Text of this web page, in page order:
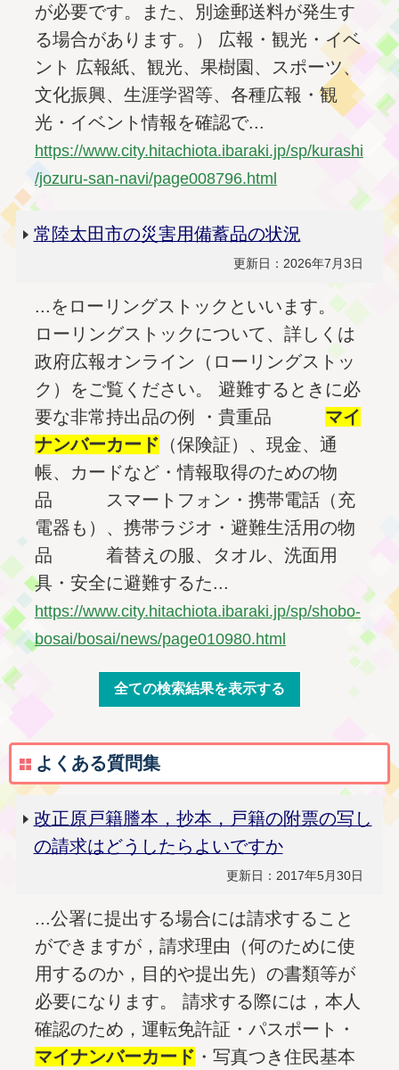
が必要です。また、別途郵送料が発生す
る場合があります。） 広報・観光・イベ
ント 広報紙、観光、果樹園、スポーツ、
文化振興、生涯学習等、各種広報・観
光・イベント情報を確認で...
https://www.city.hitachiota.ibaraki.jp/sp/kurashi
/jozuru-san-navi/page008796.html
常陸太田市の災害用備蓄品の状況
更新日：2026年7月3日
...をローリングストックといいます。
ローリングストックについて、詳しくは
政府広報オンライン（ローリングストッ
ク）をご覧ください。 避難するときに必
要な非常持出品の例 ・貴重品 マイ
ナンバーカード （保険証）、現金、通
帳、カードなど・情報取得のための物
品 スマートフォン・携帯電話（充
電器も）、携帯ラジオ・避難生活用の物
品 着替えの服、タオル、洗面用
具・安全に避難するた...
https://www.city.hitachiota.ibaraki.jp/sp/shobo-
bosai/bosai/news/page010980.html
よくある質問集
改正原戸籍謄本，抄本，戸籍の附票の写し
の請求はどうしたらよいですか
更新日：2017年5月30日
...公署に提出する場合には請求すること
ができますが，請求理由（何のために使
用するのか，目的や提出先）の書類等が
必要になります。 請求する際には，本人
確認のため，運転免許証・パスポート・
マイナンバーカード ・写真つき住民基本